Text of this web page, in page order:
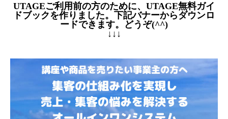
UTAGEご利用前の方のために、UTAGE無料ガイ
ドブックを作りました。下記バナーからダウンロ
ードできます。どうぞ(^^)
↓↓↓